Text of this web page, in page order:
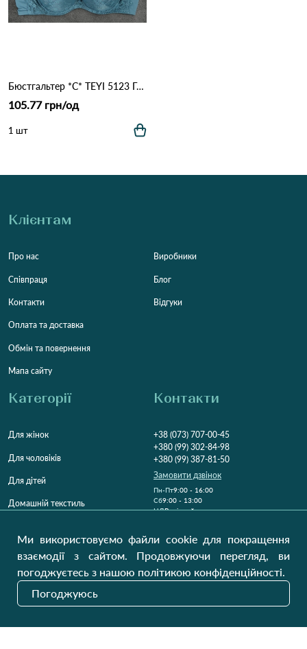
Бюстгальтер *С* TEYI 5123 Голубий
105.77 грн/од
1 шт
Клієнтам
Про нас
Співпраця
Контакти
Оплата та доставка
Обмін та повернення
Мапа сайту
Виробники
Блог
Відгуки
Категорії
Для жінок
Для чоловіків
Для дітей
Домашній текстиль
Контакти
+38 (073) 707-00-45
+380 (99) 302-84-98
+380 (99) 387-81-50
Замовити дзвінок
Пн-Пт9:00 - 16:00
Cб9:00 - 13:00
НДВихідний
Україна, Луцьк, 43000
Наші оновлення
Надіслати
Ми використовуємо файли cookie для покращення
взаємодії з сайтом. Продовжуючи перегляд, ви
погоджуєтесь з нашою політикою конфіденційності.
Погоджуюсь